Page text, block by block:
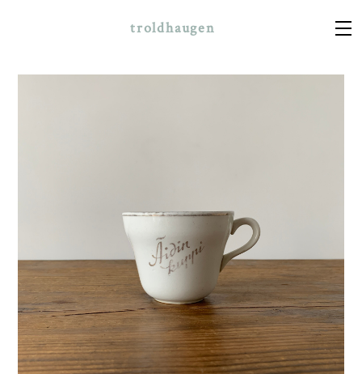
troldhaugen